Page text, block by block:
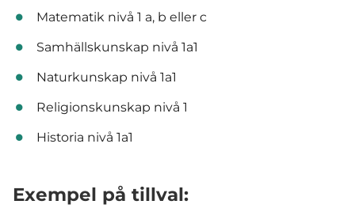
Matematik nivå 1 a, b eller c
Samhällskunskap nivå 1a1
Naturkunskap nivå 1a1
Religionskunskap nivå 1
Historia nivå 1a1
Exempel på tillval: